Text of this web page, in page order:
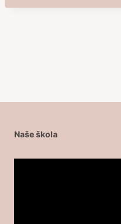
Naše škola